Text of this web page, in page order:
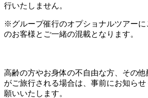
行いたしません。
※グループ催行のオプショナルツアーに
のお客様とご一緒の混載となります。
高齢の方やお身体の不自由な方、その
がご旅行される場合は、事前にお知ら
願いいたします。